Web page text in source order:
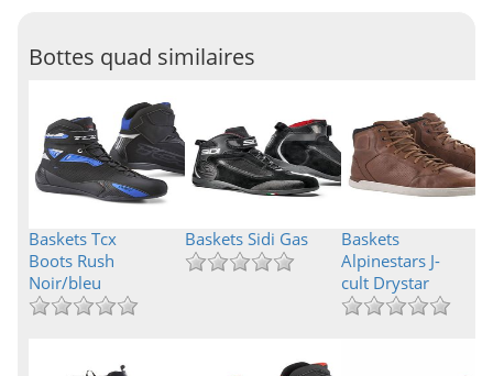
Bottes quad similaires
Baskets Tcx
Boots Rush
Noir/bleu
Baskets Sidi Gas
Baskets
Alpinestars J-
cult Drystar